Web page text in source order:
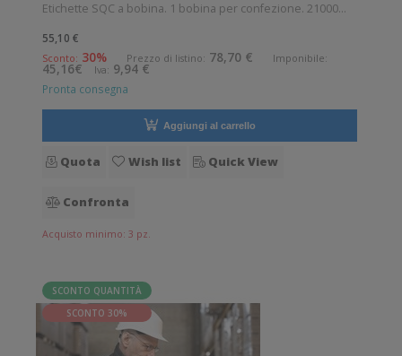
Etichette SQC a bobina. 1 bobina per confezione. 21000
permanente. Diametro interno: 76 mm. Diametro esterno:
200 mm. Tipo: Supporto di stamp
55,10 €
Sconto: 30% Prezzo di listino: 78,70 € Imponibile:
45,16€ Iva: 9,94 €
Pronta consegna
Aggiungi al carrello
Quota Wish list Quick View
Confronta
Acquisto minimo: 3 pz.
SCONTO QUANTITÀ
SCONTO 30%